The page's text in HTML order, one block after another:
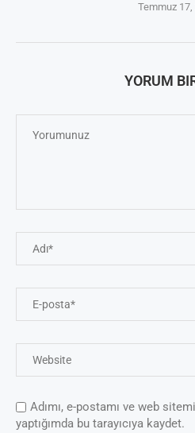
Temmuz 17,
YORUM
Adımı, e-postamı ve web
yaptığımda bu tarayıcıya kaydet.